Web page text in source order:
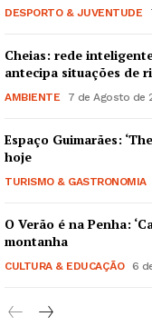
DESPORTO & JUVENTUDE
Cheias: rede
antecipa situações de
AMBIENTE 7 de Agosto de
Espaço Guimarães:
hoje
TURISMO & GASTRONOMIA
O Verão é na Penha:
montanha
CULTURA & EDUCAÇÃO 6